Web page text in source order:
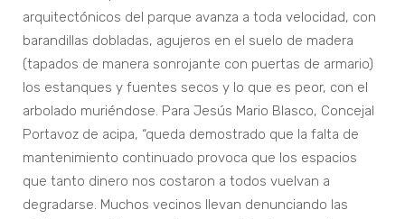
arquitectónicos del parque avanza a toda velocidad, con
barandillas dobladas, agujeros en el suelo de madera
(tapados de manera sonrojante con puertas de armario)
los estanques y fuentes secos y lo que es peor, con el
arbolado muriéndose. Para Jesús Mario Blasco, Concejal
Portavoz de acipa, “queda demostrado que la falta de
mantenimiento continuado provoca que los espacios
que tanto dinero nos costaron a todos vuelvan a
degradarse. Muchos vecinos llevan denunciando las